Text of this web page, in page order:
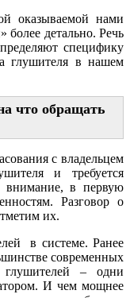
оказываемой нами
более детально. Речь
специфику
глушителя в нашем
что обращать
с владельцем
и требуется
внимание, в первую
Разговор о
их.
в системе. Ранее
современных
глушителей – одни
И чем мощнее